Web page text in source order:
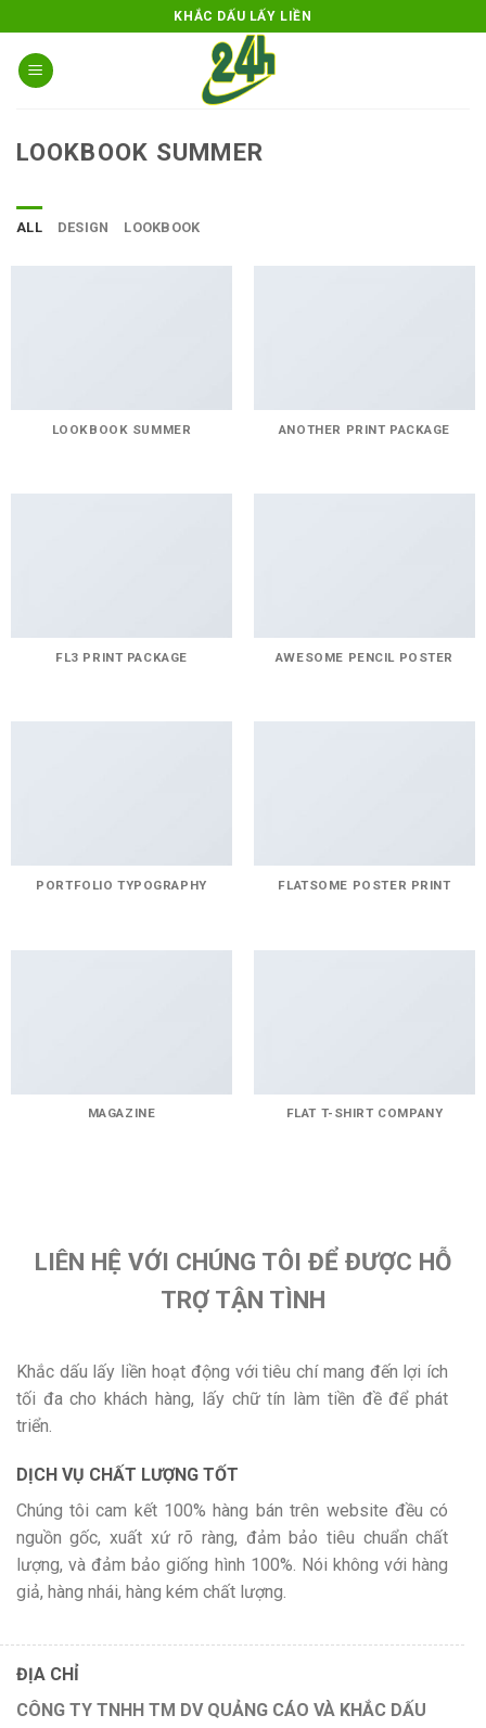
to
content
KHẮC DẤU LẤY LIỀN
LOOKBOOK SUMMER
ALL DESIGN LOOKBOOK
LOOKBOOK SUMMER ANOTHER PRINT PACKAGE
FL3 PRINT PACKAGE AWESOME PENCIL POSTER
PORTFOLIO TYPOGRAPHY FLATSOME POSTER PRINT
MAGAZINE FLAT T-SHIRT COMPANY
LIÊN HỆ VỚI CHÚNG TÔI ĐỂ ĐƯỢC HỖ
TRỢ TẬN TÌNH
Khắc dấu lấy liền hoạt động với tiêu chí mang đến lợi ích
tối đa cho khách hàng, lấy chữ tín làm tiền đề để phát
triển.
DỊCH VỤ CHẤT LƯỢNG TỐT
Chúng tôi cam kết 100% hàng bán trên website đều có
nguồn gốc, xuất xứ rõ ràng, đảm bảo tiêu chuẩn chất
lượng, và đảm bảo giống hình 100%. Nói không với hàng
giả, hàng nhái, hàng kém chất lượng.
ĐỊA CHỈ
CÔNG TY TNHH TM DV QUẢNG CÁO VÀ KHẮC DẤU